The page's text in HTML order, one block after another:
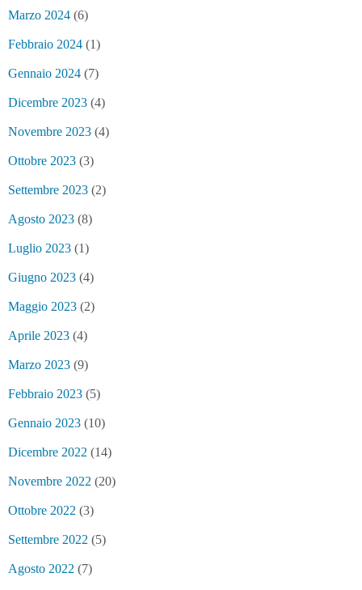
Marzo 2024 (6)
Febbraio 2024 (1)
Gennaio 2024 (7)
Dicembre 2023 (4)
Novembre 2023 (4)
Ottobre 2023 (3)
Settembre 2023 (2)
Agosto 2023 (8)
Luglio 2023 (1)
Giugno 2023 (4)
Maggio 2023 (2)
Aprile 2023 (4)
Marzo 2023 (9)
Febbraio 2023 (5)
Gennaio 2023 (10)
Dicembre 2022 (14)
Novembre 2022 (20)
Ottobre 2022 (3)
Settembre 2022 (5)
Agosto 2022 (7)